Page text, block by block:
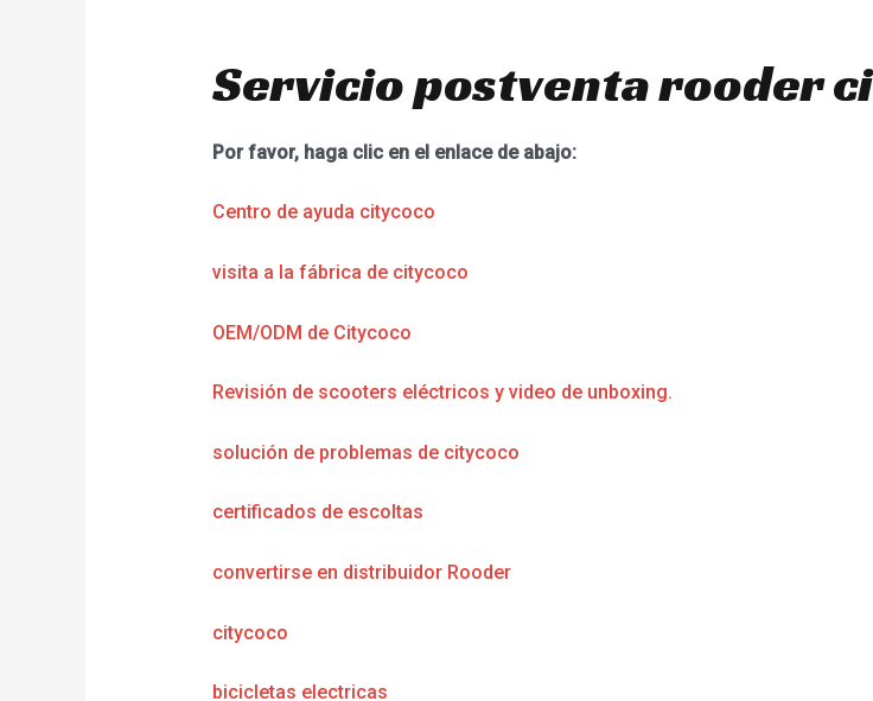
Servicio postventa rooder
Por favor, haga clic en el enlace de abajo:
Centro de ayuda citycoco
visita a la fábrica de citycoco
OEM/ODM de Citycoco
Revisión de scooters eléctricos y video de unboxing.
solución de problemas de citycoco
certificados de escoltas
convertirse en distribuidor Rooder
citycoco
bicicletas electricas